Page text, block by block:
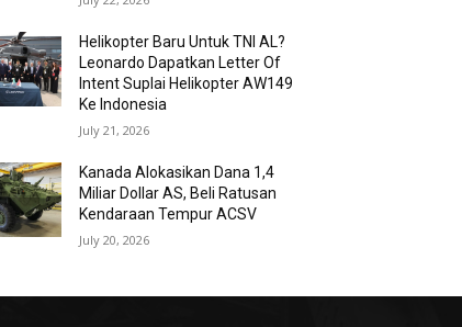
Helikopter Baru Untuk TNI AL?
Leonardo Dapatkan Letter Of
Intent Suplai Helikopter AW149
Ke Indonesia
July 21, 2026
Kanada Alokasikan Dana 1,4
Miliar Dollar AS, Beli Ratusan
Kendaraan Tempur ACSV
July 20, 2026